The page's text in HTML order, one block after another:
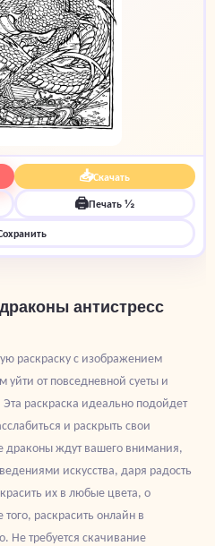
📥Скачать
🖨Печать ½
антистресс
раскраску с изображением
уйти от повседневной суеты и
раскраска идеально подойдет
и раскрыть свои
драконы ждут вашего внимания,
искусства, даря радость
их в любые цвета, о
раскрасить онлайн в
Не требуется скачивание